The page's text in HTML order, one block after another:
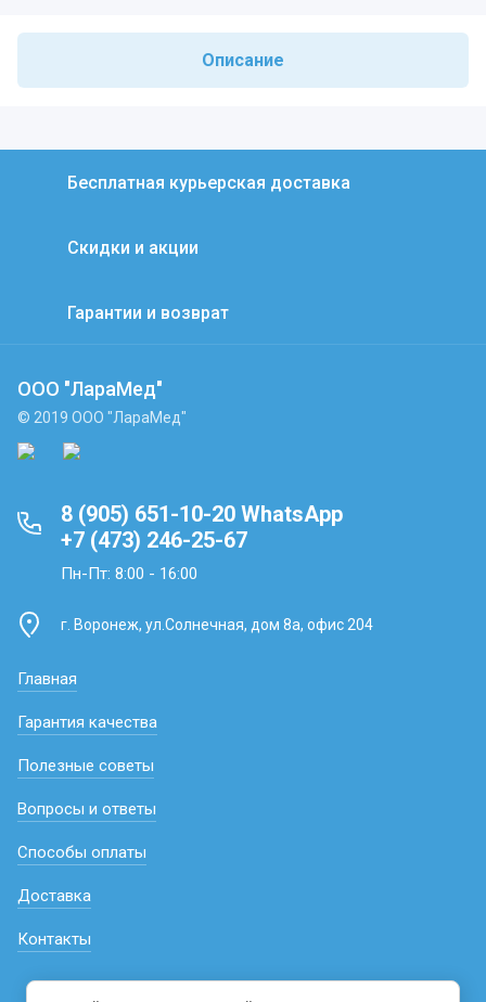
Описание
Бесплатная курьерская доставка
Скидки и акции
Гарантии и возврат
ООО "ЛараМед"
© 2019 ООО "ЛараМед"
8 (905) 651-10-20 WhatsApp
+7 (473) 246-25-67
Пн-Пт: 8:00 - 16:00
г. Воронеж, ул.Солнечная, дом 8а, офис 204
Главная
Гарантия качества
Полезные советы
Вопросы и ответы
Способы оплаты
Доставка
Контакты